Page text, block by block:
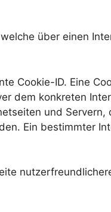
über einen
Cookie-ID. Eine
dem konkreten
und
Ein bestimmter